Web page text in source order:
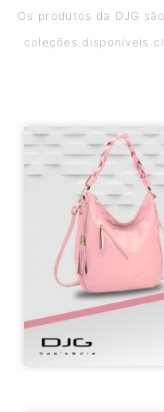
Os produtos da DJG
coleções disponíveis